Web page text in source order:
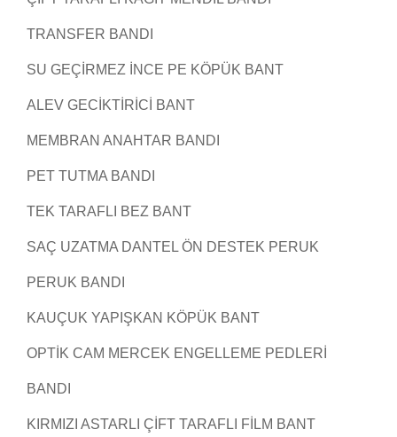
TRANSFER BANDI
SU GEÇIRMEZ INCE PE KÖPÜK BANT
ALEV GECIKTIRICI BANT
MEMBRAN ANAHTAR BANDI
PET TUTMA BANDI
TEK TARAFLI BEZ BANT
SAÇ UZATMA DANTEL ÖN DESTEK PERUK
PERUK BANDI
KAUÇUK YAPIŞKAN KÖPÜK BANT
OPTIK CAM MERCEK ENGELLEME PEDLERI
BANDI
KIRMIZI ASTARLI ÇIFT TARAFLI FILM BANT